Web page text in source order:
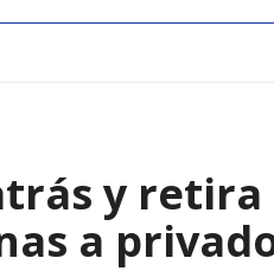
y
a